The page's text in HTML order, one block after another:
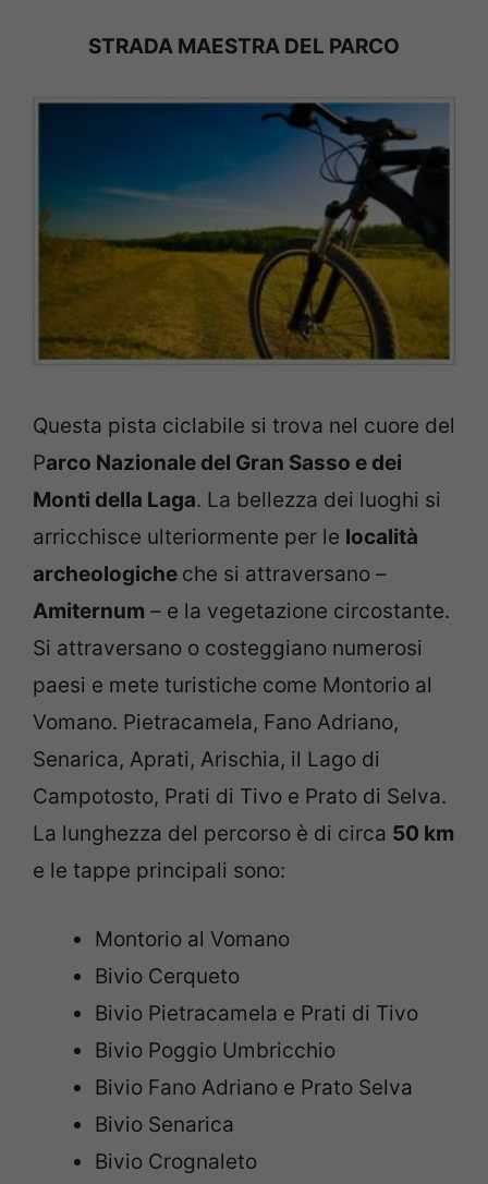
STRADA MAESTRA DEL PARCO
Questa pista ciclabile si trova nel cuore del
Parco Nazionale del Gran Sasso e dei
Monti della Laga. La bellezza dei luoghi si
arricchisce ulteriormente per le località
archeologiche che si attraversano –
Amiternum – e la vegetazione circostante.
Si attraversano o costeggiano numerosi
paesi e mete turistiche come Montorio al
Vomano. Pietracamela, Fano Adriano,
Senarica, Aprati, Arischia, il Lago di
Campotosto, Prati di Tivo e Prato di Selva.
La lunghezza del percorso è di circa 50 km
e le tappe principali sono:
Montorio al Vomano
Bivio Cerqueto
Bivio Pietracamela e Prati di Tivo
Bivio Poggio Umbricchio
Bivio Fano Adriano e Prato Selva
Bivio Senarica
Bivio Crognaleto